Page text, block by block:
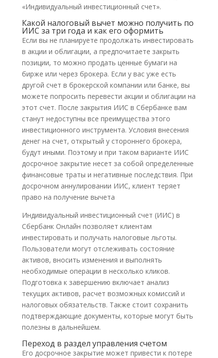
«Индивидуальный инвестиционный счет».
Какой налоговый вычет можно получить по
ИИС за три года и как его оформить
Если вы не планируете продолжать инвестировать
в акции и облигации, а предпочитаете закрыть
позиции, то можно продать ценные бумаги на
бирже или через брокера. Если у вас уже есть
другой счет в брокерской компании или банке, вы
можете попросить перевести акции и облигации на
этот счет. После закрытия ИИС в Сбербанке вам
станут недоступны все преимущества этого
инвестиционного инструмента. Условия внесения
денег на счет, открытый у стороннего брокера,
будут иными. Поэтому и при таком варианте ИИС
досрочное закрытие несет за собой определенные
финансовые траты и негативные последствия. При
досрочном аннулировании ИИС, клиент теряет
право на получение вычета
Индивидуальный инвестиционный счет (ИИС) в
Сбербанк Онлайн позволяет клиентам
инвестировать и получать налоговые льготы.
Пользователи могут отслеживать состояние
активов, вносить изменения и выполнять
необходимые операции в несколько кликов.
Подготовка к завершению включает анализ
текущих активов, расчет возможных комиссий и
налоговых обязательств. Также стоит сохранить
подтверждающие документы, которые могут быть
полезны в дальнейшем.
Переход в раздел управления счетом
Его досрочное закрытие может привести к потере